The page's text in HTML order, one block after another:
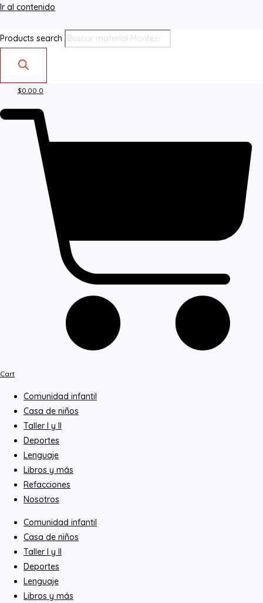
Ir al contenido
Products search
$0.00 0
Cart
Comunidad infantil
Casa de niños
Taller I y II
Deportes
Lenguaje
Libros y más
Refacciones
Nosotros
Comunidad infantil
Casa de niños
Taller I y II
Deportes
Lenguaje
Libros y más